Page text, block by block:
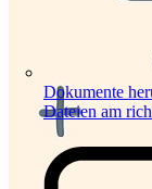
Dokumente
Dateien am